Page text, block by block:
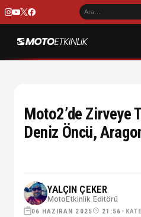
Moto2’de Zirveye
Deniz Öncü,
YALÇIN ÇEKER
MotoEtkinlik Editörü
06 HAZIRAN 2025 21:56 •